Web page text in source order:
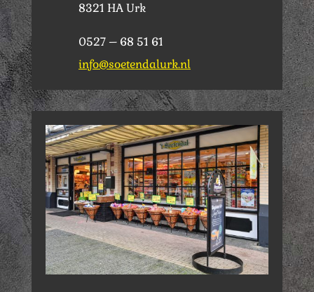
8321 HA Urk
0527 – 68 51 61
info@soetendalurk.nl